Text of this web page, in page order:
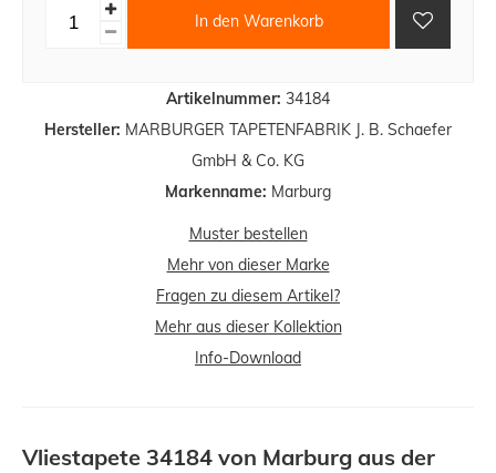
Artikelnummer: 34184
Hersteller: MARBURGER TAPETENFABRIK J. B. Schaefer
GmbH & Co. KG
Markenname: Marburg
In den Warenkorb
Muster bestellen
Mehr von dieser Marke
Fragen zu diesem Artikel?
Mehr aus dieser Kollektion
Info-Download
Vliestapete 34184 von Marburg aus der